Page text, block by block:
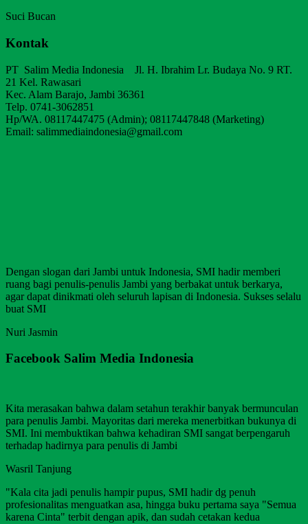
Suci Bucan
Kontak
PT Salim Media Indonesia Jl. H. Ibrahim Lr. Budaya No. 9 RT.
21 Kel. Rawasari
Kec. Alam Barajo, Jambi 36361
Telp. 0741-3062851
Hp/WA. 08117447475 (Admin); 08117447848 (Marketing)
Email: salimmediaindonesia@gmail.com
Dengan slogan dari Jambi untuk Indonesia, SMI hadir memberi
ruang bagi penulis-penulis Jambi yang berbakat untuk berkarya,
agar dapat dinikmati oleh seluruh lapisan di Indonesia. Sukses selalu
buat SMI
Nuri Jasmin
Facebook Salim Media Indonesia
Kita merasakan bahwa dalam setahun terakhir banyak bermunculan
para penulis Jambi. Mayoritas dari mereka menerbitkan bukunya di
SMI. Ini membuktikan bahwa kehadiran SMI sangat berpengaruh
terhadap hadirnya para penulis di Jambi
Wasril Tanjung
"Kala cita jadi penulis hampir pupus, SMI hadir dg penuh
profesionalitas menguatkan asa, hingga buku pertama saya "Semua
karena Cinta" terbit dengan apik, dan sudah cetakan kedua